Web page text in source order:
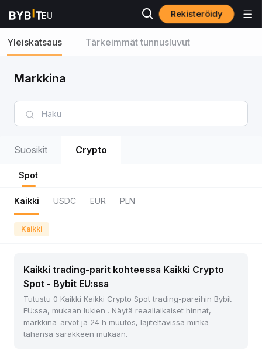
Rekisteröidy
Yleiskatsaus Tärkeimmät tunnusluvut
Markkina
Suosikit Crypto
Spot
Kaikki USDC EUR PLN
Kaikki
Kaikki trading-parit kohteessa Kaikki Crypto
Spot - Bybit EU:ssa
Tutustu 0 Kaikki Kaikki Crypto Spot trading-pareihin Bybit
EU:ssa, mukaan lukien . Näytä reaaliaikaiset hinnat,
markkina-arvot ja 24 h muutos, lajiteltavissa minkä
tahansa sarakkeen mukaan.